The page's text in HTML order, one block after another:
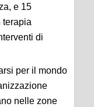
e 15
terapia
di
per il mondo
nelle zone